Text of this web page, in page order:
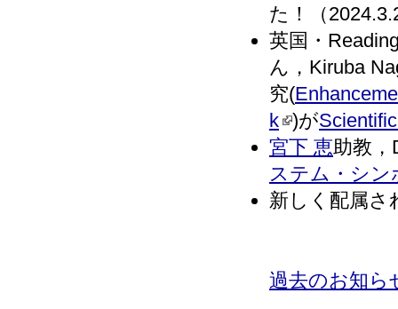
た！（
英国・
ん，Kiruba
究(
k )が
宮下 恵助教，
ステム・シン
新しく配属さ
過去のお知ら